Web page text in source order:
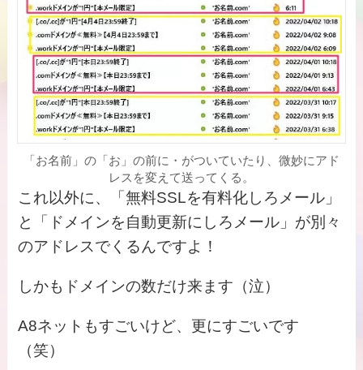
「お名前」の「お」の前に・がついていたり、微妙にアド
レスを変えて送ってくる。
これ以外に、「無料SSLを有料化しろメール」
と「ドメインを自動更新にしろメール」が別々
のアドレスでくるんですよ！
しかもドメインの数だけ来ます（泣）
A8ネットもすごいけど、更にすごいです
（笑）